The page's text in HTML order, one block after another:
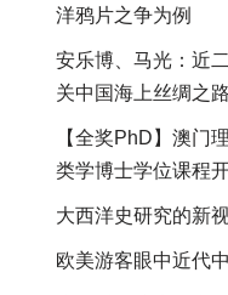
洋鸦片之争为例
安乐博、马光：近
关中国海上丝绸之
【全奖PhD】澳门
类学博士学位课程
大西洋史研究的新
欧美游客眼中近代